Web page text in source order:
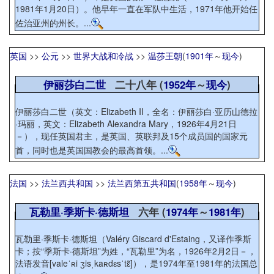
1981年1月20日）。他早年一直在军队中生活，1971年他开始任
佐治亚州的州长。...
英国 >> 公元 >> 世界大战和冷战 >> 温莎王朝(1901年～现今)
伊丽莎白二世二十八年 (1952年～现今)
伊丽莎白二世（英文：Elizabeth II，全名：伊丽莎白·亚历山德拉
·玛丽，英文：Elizabeth Alexandra Mary，1926年4月21日
－），现任英国君主，是英国、英联邦及15个成员国的国家元
首，同时也是英国国教会的最高首领。...
法国 >> 法兰西共和国 >> 法兰西第五共和国(1958年～现今)
瓦勒里·季斯卡·德斯坦六年 (1974年～1981年)
瓦勒里·季斯卡·德斯坦（Valéry Giscard d'Estaing，又译作季斯
卡；按“季斯卡·德斯坦”为姓，“瓦勒里”为名，1926年2月2日－，
法语发音[valeˈʀi ʒisˌkaʀdɛsˈtɛ̃]），是1974年至1981年的法国总